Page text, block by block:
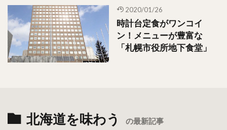
2020/01/26
時計台定食がワンコイ
ン！メニューが豊富な
「札幌市役所地下食堂」
北海道を味わう の最新記事